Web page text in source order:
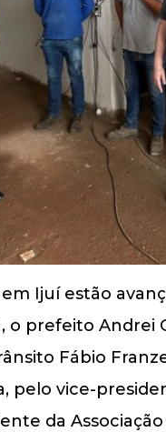
Ijuí estão
o prefeito
Fábio
pelo vice-
da